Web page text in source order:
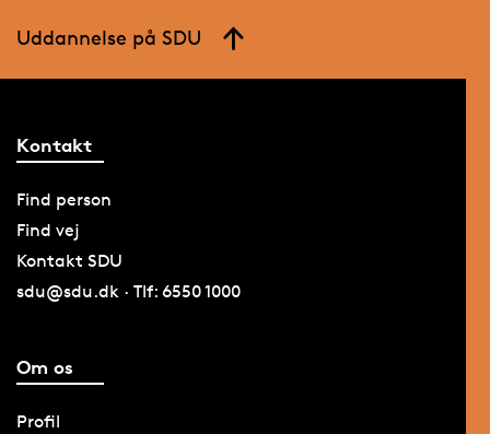
Uddannelse på SDU
Kontakt
Find person
Find vej
Kontakt SDU
sdu@sdu.dk · Tlf: 6550 1000
Om os
Profil